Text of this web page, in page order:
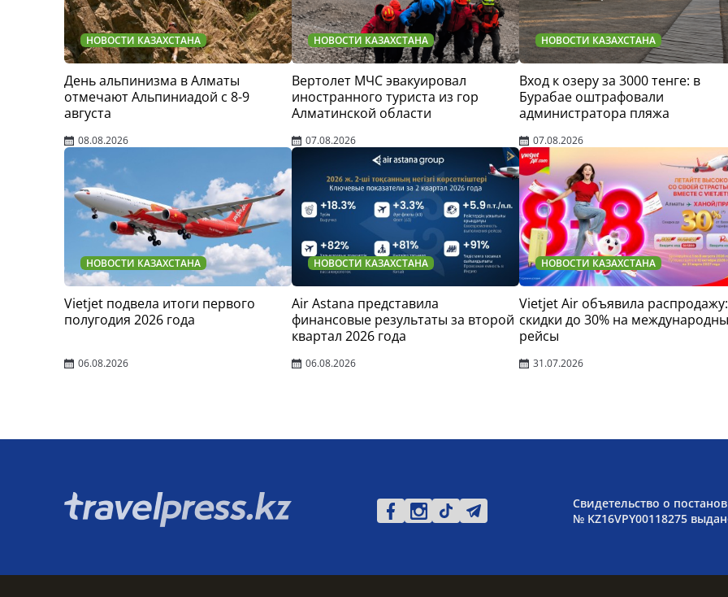
НОВОСТИ КАЗАХСТАНА
День альпинизма в Алматы
отмечают Альпиниадой с 8-9
августа
08.08.2026
НОВОСТИ КАЗАХСТАНА
Вертолет МЧС эвакуировал
иностранного туриста из гор
Алматинской области
07.08.2026
НОВОСТИ КАЗАХСТАНА
Вход к озеру за 3000 тенге: в
Бурабае оштрафовали
администратора пляжа
07.08.2026
НОВОСТИ КАЗАХСТАНА
Vietjet подвела итоги первого
полугодия 2026 года
06.08.2026
НОВОСТИ КАЗАХСТАНА
Air Astana представила
финансовые результаты за второй
квартал 2026 года
06.08.2026
НОВОСТИ КАЗАХСТАНА
Vietjet Air объявила распродажу:
скидки до 30% на
рейсы
31.07.2026
Свидетельство о
№ KZ16VPY00118275